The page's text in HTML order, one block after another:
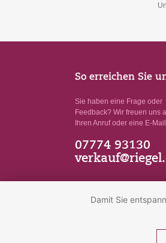
So erreichen Sie
Sie haben eine Frage oder
Feedback? Wir freuen uns
Ihren Anruf oder eine E-
07774 93130
© 2026 Peter Riegel
Damit Sie